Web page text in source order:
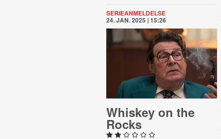
SERIEANMELDELSE
24. JAN. 2025 | 15:26
Whiskey on the
Rocks